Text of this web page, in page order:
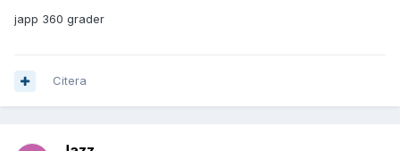
japp 360 grader
Citera